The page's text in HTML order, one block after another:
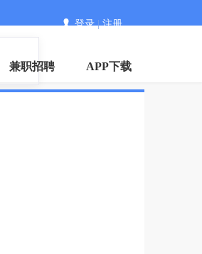
登录|注册
兼职招聘 APP下载